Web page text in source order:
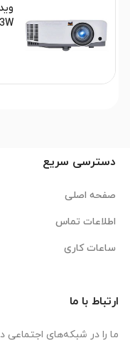
دسترسی سریع
صفحه اصلی
اطلاعات تماس
ساعات کاری
ارتباط با ما
ما را در شبکه‌های اجتماعی